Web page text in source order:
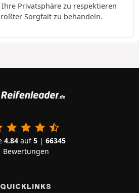
Privatsphäre zu respektieren
Sorgfalt zu behandeln.
4.84 auf5 | 66345
Bewertungen
QUICKLINKS